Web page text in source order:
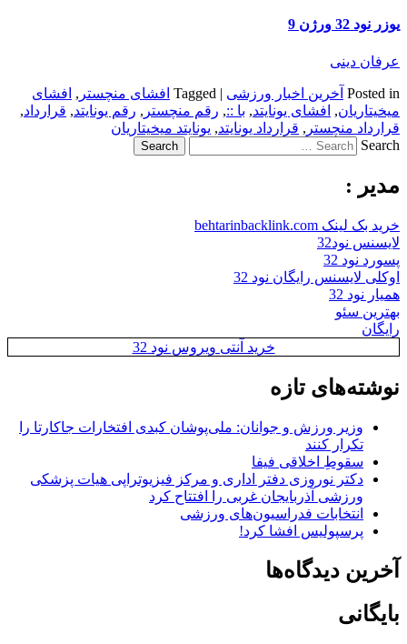
یوزر نود 32 ورژن 9
عرفان دینی
Posted in آخرین اخبار ورزشی |
Tagged افشای منچستر , افشای
میخیتاریان, افشای یونایتد, با ::, رقم منچستر , رقم یونایتد, قرارداد,
قرارداد منچستر , قرارداد یونایتد, یونایتد میخیتاریان
Search
مدیر :
خرید بک لینک behtarinbacklink.com
لایسنس نود32
پسورد نود 32
اوکلی لایسنس رایگان نود 32
همیار نود 32
بهترین سئو
رایگان
خرید آنتی ویروس نود 32
نوشته‌های تازه
وزیر ورزش و جوانان: ملی‌پوشان کبدی افتخارات جاکارتا را
تکرار کنند
سقوطِ اخلاقی فیفا
دکتر نوروزی دفتر اداری و مرکز فیزیوتراپی هیات پزشکی
ورزشی آذربایجان غربی را افتتاح کرد
انتخابات فدراسیون‌های ورزشی
پرسپولیس افشا کرد!
آخرین دیدگاه‌ها
بایگانی